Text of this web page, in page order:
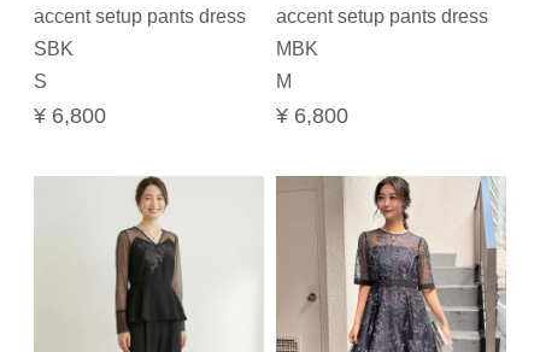
accent setup pants dress
SBK
S
¥ 6,800
accent setup pants dress
MBK
M
¥ 6,800